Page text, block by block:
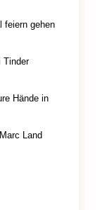
feiern gehen
Tinder
Hände in
Land